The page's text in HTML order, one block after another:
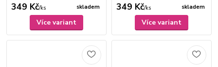
349 Kč/ks skladem
Více variant
349 Kč/ks skladem
Více variant